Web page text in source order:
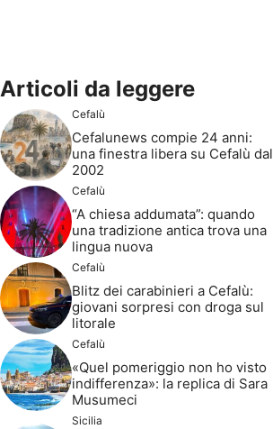
Articoli da leggere
Cefalù
Cefalunews compie 24 anni:
una finestra libera su Cefalù dal
2002
Cefalù
“A chiesa addumata”: quando
una tradizione antica trova una
lingua nuova
Cefalù
Blitz dei carabinieri a Cefalù:
giovani sorpresi con droga sul
litorale
Cefalù
«Quel pomeriggio non ho visto
indifferenza»: la replica di Sara
Musumeci
Sicilia